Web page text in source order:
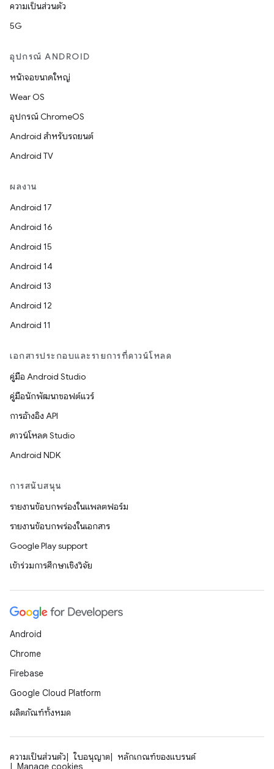
ความเป็นส่วนตัว
5G
อุปกรณ์ ANDROID
หน้าจอขนาดใหญ่
Wear OS
อุปกรณ์ ChromeOS
Android สำหรับรถยนต์
Android TV
ผลงาน
Android 17
Android 16
Android 15
Android 14
Android 13
Android 12
Android 11
เอกสารประกอบและรายการที่ดาวน์โหลด
คู่มือ Android Studio
คู่มือนักพัฒนาซอฟต์แวร์
การอ้างอิง API
ดาวน์โหลด Studio
Android NDK
การสนับสนุน
รายงานข้อบกพร่องในแพลตฟอร์ม
รายงานข้อบกพร่องในเอกสาร
Google Play support
เข้าร่วมการศึกษาเชิงวิจัย
Android
Chrome
Firebase
Google Cloud Platform
ผลิตภัณฑ์ทั้งหมด
ความเป็นส่วนตัว ใบอนุญาต
หลักเกณฑ์ของแบรนด์
Manage cookies